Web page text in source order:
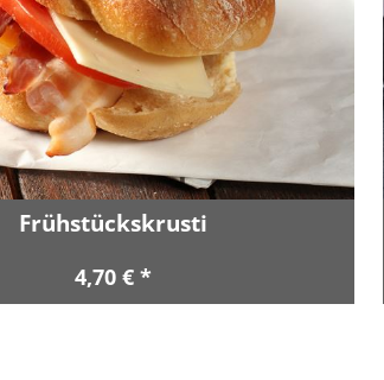
Frühstückskrusti
4,70 € *